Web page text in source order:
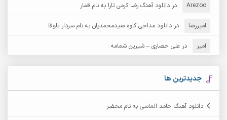
آرش مبهم آرش مستشیری
آرش مهرابی آرش نظری
آرشام
آرکاداش
Arezoo در دانلود آهنگ رضا کرمی تارا به نام قمار
امیررضا در دانلود مداحی کاوه صیدمحمدیان به نام سردار باوفا
امیر در علی حصاری – شیرین شمامه
جدیدترین ها
دانلود آهنگ حامد الماسی به نام محضر